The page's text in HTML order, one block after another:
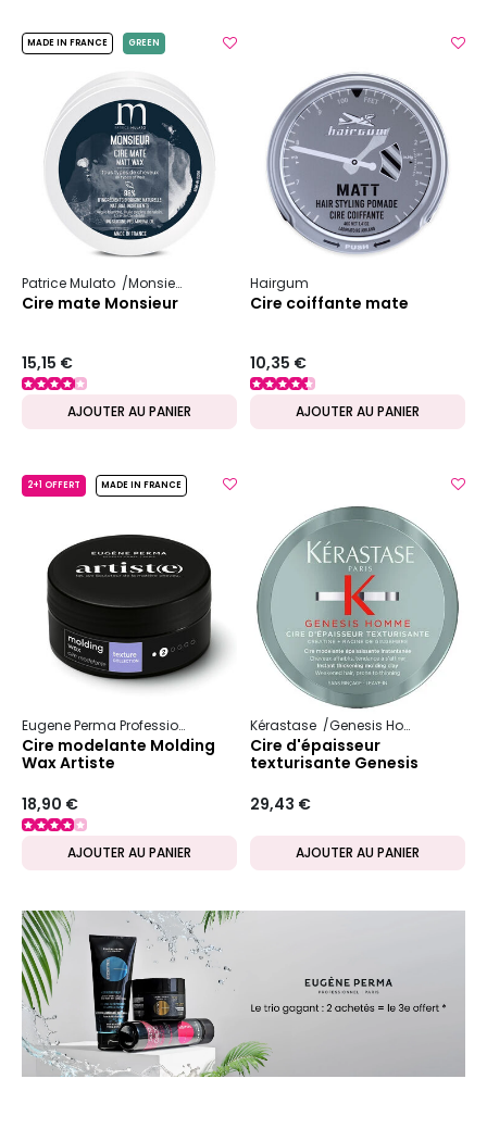
MADE IN FRANCE GREEN
Patrice Mulato Monsieur
Cire mate Monsieur
15,15 €
AJOUTER AU PANIER
Hairgum
Cire coiffante mate
10,35 €
AJOUTER AU PANIER
2+1 OFFERT MADE IN FRANCE
Eugene Perma Professionnel Artiste Texture Collection
Cire modelante Molding
Wax Artiste
18,90 €
AJOUTER AU PANIER
Kérastase Genesis Homme
Cire d'épaisseur
texturisante Genesis
29,43 €
AJOUTER AU PANIER